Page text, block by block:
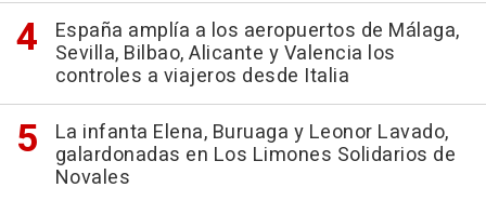
España amplía a los aeropuertos de Málaga,
Sevilla, Bilbao, Alicante y Valencia los
controles a viajeros desde Italia
La infanta Elena, Buruaga y Leonor Lavado,
galardonadas en Los Limones Solidarios de
Novales